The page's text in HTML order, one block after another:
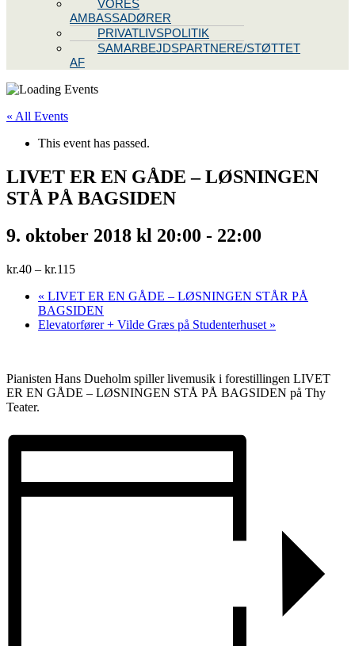
VORES
AMBASSADØRER
PRIVATLIVSPOLITIK
SAMARBEJDSPARTNERE/STØTTET
AF
« All Events
This event has passed.
LIVET ER EN GÅDE – LØSNINGEN
STÅ PÅ BAGSIDEN
9. oktober 2018 kl 20:00 - 22:00
kr.40 – kr.115
« LIVET ER EN GÅDE – LØSNINGEN STÅR PÅ
BAGSIDEN
Elevatorfører + Vilde Græs på Studenterhuset »
Pianisten Hans Dueholm spiller livemusik i forestillingen LIVET
ER EN GÅDE – LØSNINGEN STÅ PÅ BAGSIDEN på Thy
Teater.